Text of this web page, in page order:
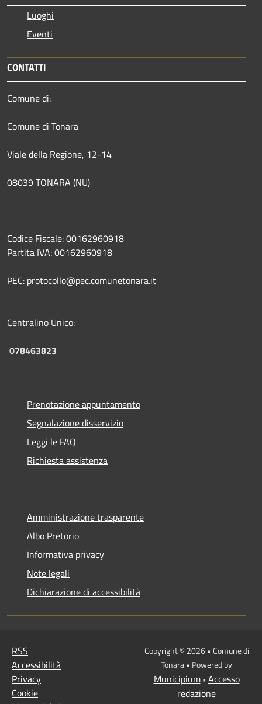
Luoghi
Eventi
CONTATTI
Comune di:
Comune di Tonara
Viale della Regione, 12-14
08039 TONARA (NU)
Codice Fiscale: 00162960918
Partita IVA: 00162960918
PEC: protocollo@pec.comunetonara.it
Centralino Unico:
078463823
Prenotazione appuntamento
Segnalazione disservizio
Leggi le FAQ
Richiesta assistenza
Amministrazione trasparente
Albo Pretorio
Informativa privacy
Note legali
Dichiarazione di accessibilità
RSS
Accessibilità
Privacy
Cookie
Copyright © 2026 • Comune di
Tonara • Powered by
Municipium• Accesso
redazione